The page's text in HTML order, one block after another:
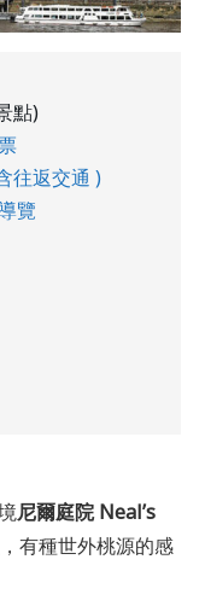
點)
往返交通 )
覽
尼爾庭院 Neal’s
有種世外桃源的感